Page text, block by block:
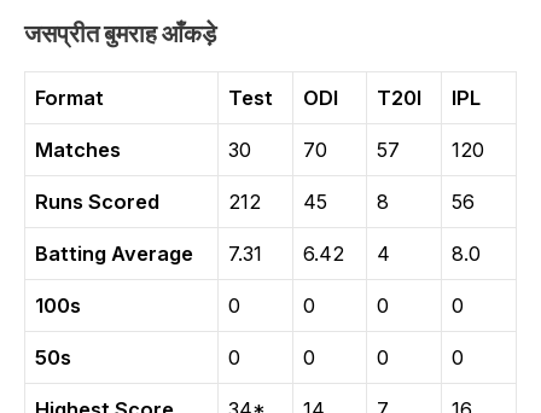
जसप्रीत बुमराह आँकड़े
Format Test ODI T20I IPL
Matches 30 70 57 120
Runs Scored 212 45 8 56
Batting Average 7.31 6.42 4 8.0
100s 0 0 0 0
50s 0 0 0 0